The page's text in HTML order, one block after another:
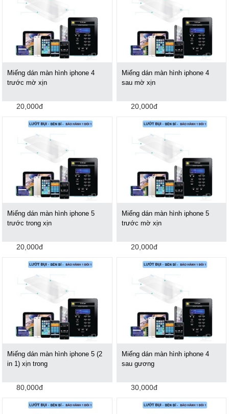
Miếng dán màn hình iphone 4
trước mờ xịn
20,000đ
Miếng dán màn hình iphone 4
sau mờ xịn
20,000đ
Miếng dán màn hình iphone 5
trước trong xịn
20,000đ
Miếng dán màn hình iphone 5
trước mờ xịn
20,000đ
Miếng dán màn hình iphone 5 (2
in 1) xịn trong
80,000đ
Miếng dán màn hình iphone 4
sau gương
30,000đ